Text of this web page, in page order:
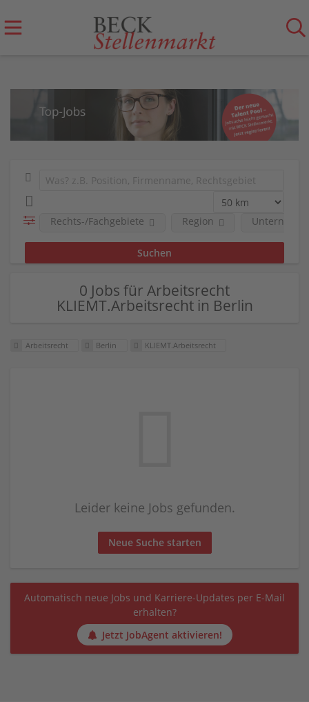
Rechts-/Fachgebiete Region
0 Jobs für Arbeitsrecht
KLIEMT.Arbeitsrecht in Berlin
Arbeitsrecht Berlin KLIEMT.Arbeitsrecht
Leider keine Jobs gefunden.
Neue Suche starten
Automatisch neue Jobs und Karriere-Updates per E-Mail
erhalten?
Jetzt JobAgent aktivieren!